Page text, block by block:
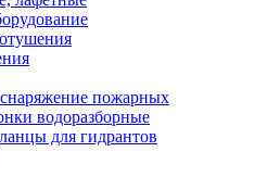
пожарных
водоразборные
для гидрантов